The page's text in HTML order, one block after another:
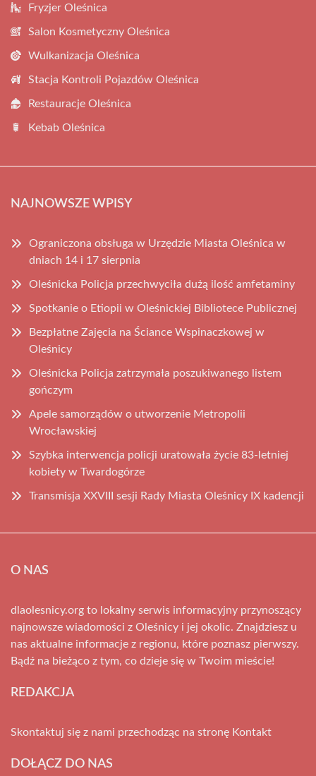
Fryzjer Oleśnica
Salon Kosmetyczny Oleśnica
Wulkanizacja Oleśnica
Stacja Kontroli Pojazdów Oleśnica
Restauracje Oleśnica
Kebab Oleśnica
NAJNOWSZE WPISY
Ograniczona obsługa w Urzędzie Miasta Oleśnica w
dniach 14 i 17 sierpnia
Oleśnicka Policja przechwyciła dużą ilość amfetaminy
Spotkanie o Etiopii w Oleśnickiej Bibliotece Publicznej
Bezpłatne Zajęcia na Ściance Wspinaczkowej w
Oleśnicy
Oleśnicka Policja zatrzymała poszukiwanego listem
gończym
Apele samorządów o utworzenie Metropolii
Wrocławskiej
Szybka interwencja policji uratowała życie 83-letniej
kobiety w Twardogórze
Transmisja XXVIII sesji Rady Miasta Oleśnicy IX kadencji
O NAS
dlaolesnicy.org to lokalny serwis informacyjny przynoszący
najnowsze wiadomości z Oleśnicy i jej okolic. Znajdziesz u
nas aktualne informacje z regionu, które poznasz pierwszy.
Bądź na bieżąco z tym, co dzieje się w Twoim mieście!
REDAKCJA
Skontaktuj się z nami przechodząc na stronę Kontakt
DOŁĄCZ DO NAS